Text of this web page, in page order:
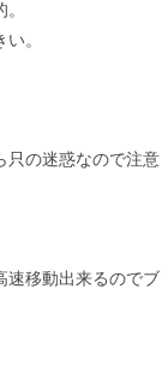
。
只の迷惑なので注意
速移動出来るのでブ